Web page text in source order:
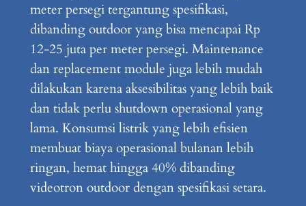
meter persegi tergantung spesifikasi,
dibanding outdoor yang bisa mencapai Rp
12-25 juta per meter persegi. Maintenance
dan replacement module juga lebih mudah
dilakukan karena aksesibilitas yang lebih baik
dan tidak perlu shutdown operasional yang
lama. Konsumsi listrik yang lebih efisien
membuat biaya operasional bulanan lebih
ringan, hemat hingga 40% dibanding
videotron outdoor dengan spesifikasi setara.